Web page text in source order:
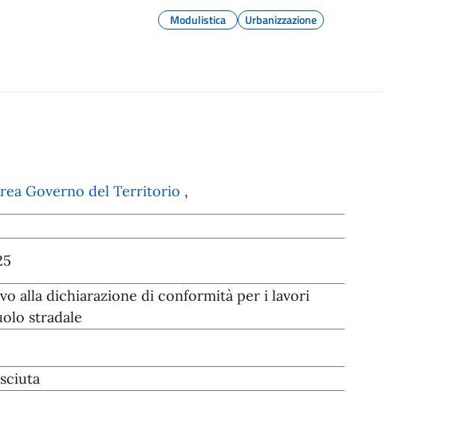
Modulistica Urbanizzazione
Governo del Territorio ,
alla dichiarazione di conformità per i lavori
stradale